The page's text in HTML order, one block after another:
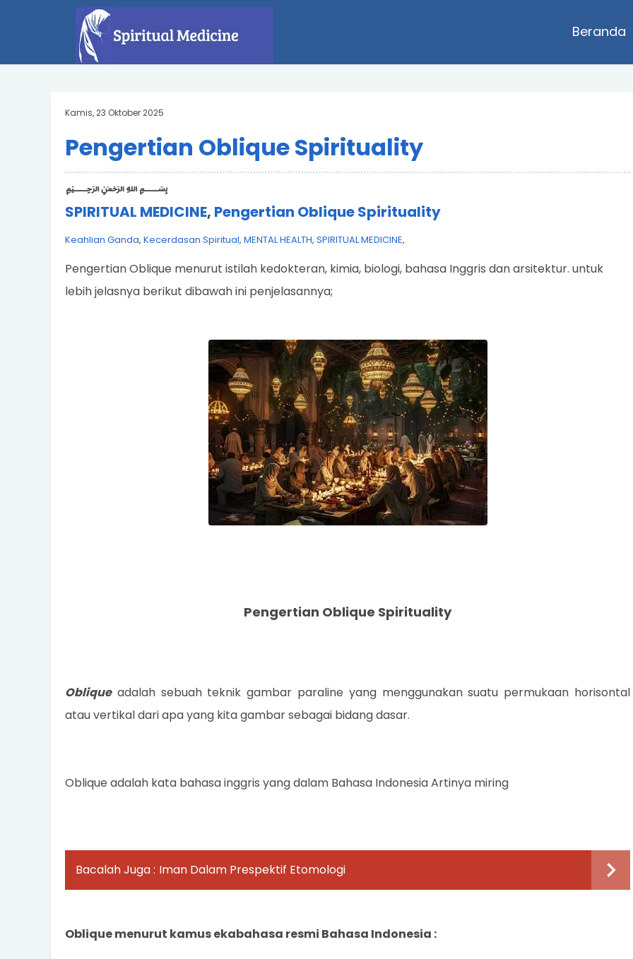
Beranda
Kamis, 23 Oktober 2025
Pengertian Oblique Spirituality
﷽
SPIRITUAL MEDICINE, Pengertian Oblique Spirituality
Keahlian Ganda, Kecerdasan Spiritual, MENTAL HEALTH, SPIRITUAL MEDICINE,
Pengertian Oblique menurut istilah kedokteran, kimia, biologi, bahasa Inggris dan arsitektur. untuk
lebih jelasnya berikut dibawah ini penjelasannya;
Pengertian Oblique Spirituality
Obliqueadalah sebuah teknik gambar paraline yang menggunakan suatu permukaan horisontal
atau vertikal dari apa yang kita gambar sebagai bidang dasar.
Oblique adalah kata bahasa inggris yang dalam Bahasa Indonesia Artinya miring
Bacalah Juga : Iman Dalam Prespektif Etomologi
Oblique menurut kamus ekabahasa resmi Bahasa Indonesia :